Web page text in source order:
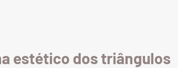
estético dos triângulos